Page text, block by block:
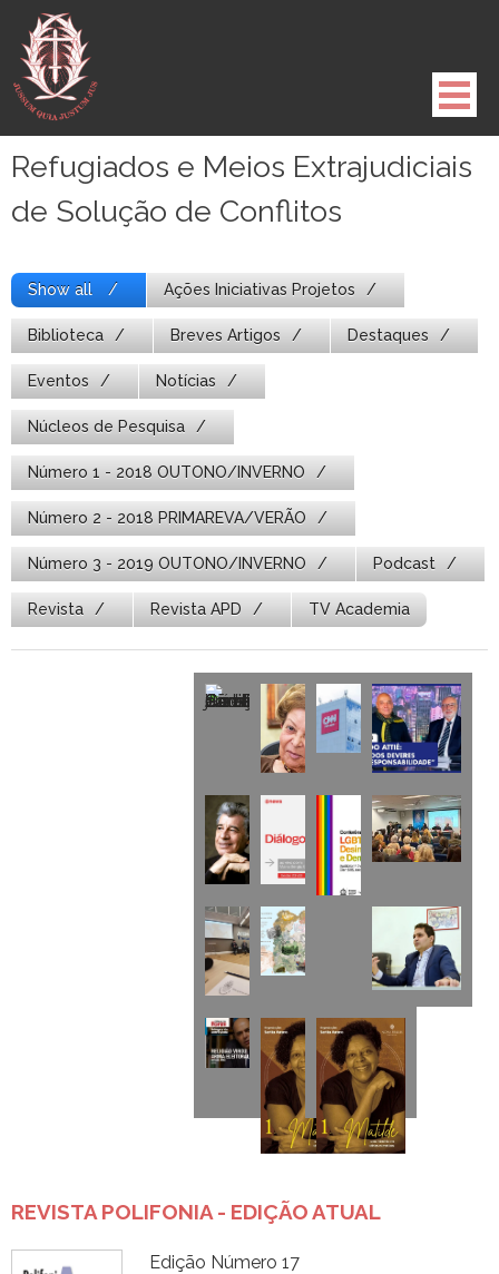
para
conteúdo
Refugiados e Meios Extrajudiciais
de Solução de Conflitos
Show all Ações Iniciativas Projetos
Biblioteca Breves Artigos Destaques
Eventos Notícias
Núcleos de Pesquisa
Número 1 - 2018 OUTONO/INVERNO
Número 2 - 2018 PRIMAREVA/VERÃO
Número 3 - 2019 OUTONO/INVERNO Podcast
Revista Revista APD TV Academia
REVISTA POLIFONIA - EDIÇÃO ATUAL
Edição Número 17